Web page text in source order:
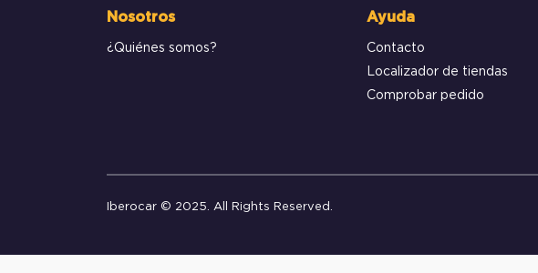
Nosotros
¿Quiénes somos?
Ayuda
Contacto
Localizador de tiendas
Comprobar pedido
Iberocar © 2025. All Rights Reserved.